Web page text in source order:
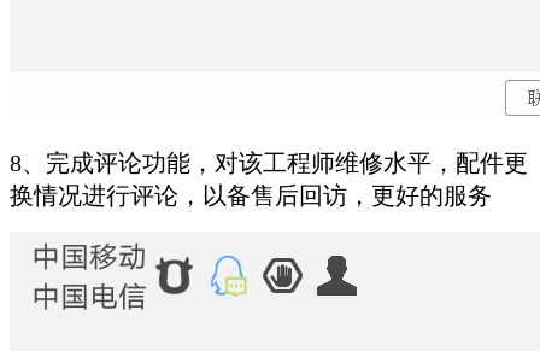
8、完成评论功能，对该工程师维修水平，配件更
换情况进行评论，以备售后回访，更好的服务